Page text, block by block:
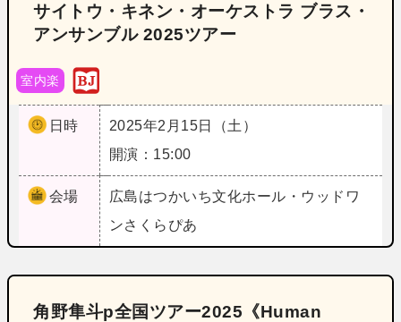
サイトウ・キネン・オーケストラ ブラス・
アンサンブル 2025ツアー
室内楽
日時
2025年2月15日（土）
開演：15:00
会場 広島はつかいち文化ホール・ウッドワ
ンさくらぴあ
角野隼斗p全国ツアー2025《Human